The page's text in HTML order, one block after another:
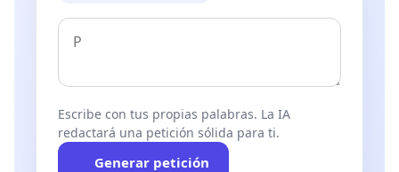
Escribe con tus propias palabras. La IA
redactará una petición sólida para ti.
Generar petición